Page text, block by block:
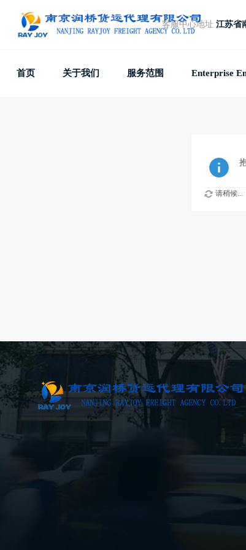
客服中心地址 江苏省
首页 关于我们 服务范围 Enterprise
请稍候...